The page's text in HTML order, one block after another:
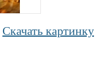
Скачать картинку